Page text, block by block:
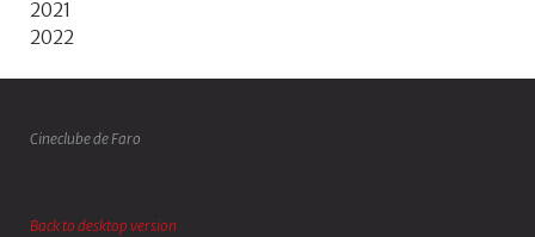
2021
2022
Cineclube de Faro
Back to desktop version